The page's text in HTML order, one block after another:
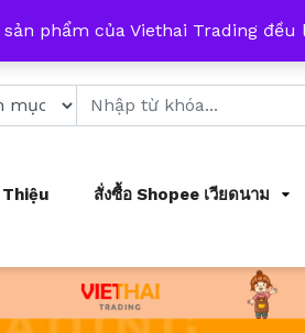
8h đến 17h mỗi ngày
Thiệu สั่งซื้อ Shopee เวียดนาม
phẩm của Viethai Trading đều